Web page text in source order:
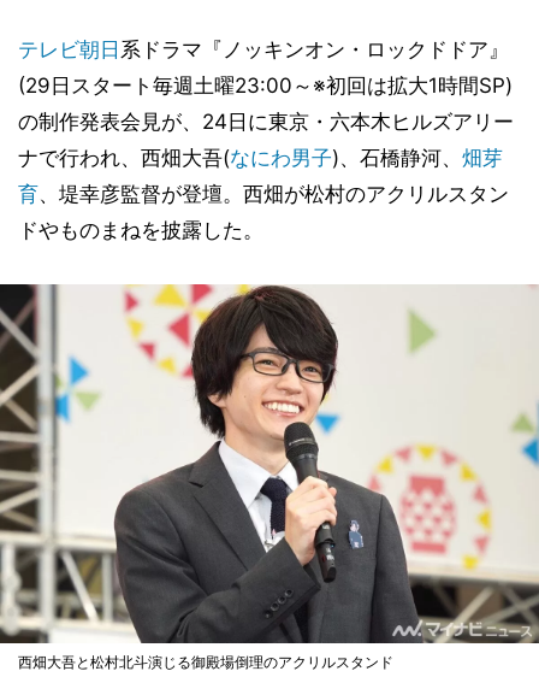
テレビ朝日 系ドラマ『ノッキンオン・ロックドドア』
(29日スタート毎週土曜23:00～※初回は拡大1時間SP)
の制作発表会見が、24日に東京・六本木ヒルズアリー
ナで行われ、西畑大吾(なにわ男子)、石橋静河、 畑芽
育、堤幸彦監督が登壇。西畑が松村のアクリルスタン
ドやものまねを披露した。
西畑大吾と松村北斗演じる御殿場倒理のアクリルスタンド